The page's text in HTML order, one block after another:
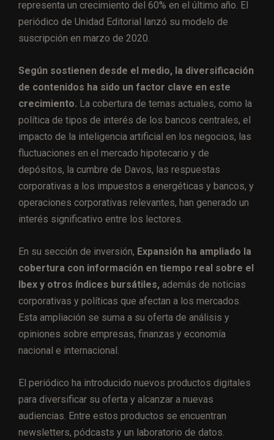
representa un crecimiento del 60% en el último año. El
periódico de Unidad Editorial lanzó su modelo de
suscripción en marzo de 2020.
Según sostienen desde el medio, la diversificación
de contenidos ha sido un factor clave en este
crecimiento. La cobertura de temas actuales, como la
política de tipos de interés de los bancos centrales, el
impacto de la inteligencia artificial en los negocios, las
fluctuaciones en el mercado hipotecario y de
depósitos, la cumbre de Davos, las respuestas
corporativas a los impuestos a energéticas y bancos, y
operaciones corporativas relevantes, han generado un
interés significativo entre los lectores.
En su sección de inversión, Expansión ha ampliado la
cobertura con información en tiempo real sobre el
Ibex y otros índices bursátiles, además de noticias
corporativas y políticas que afectan a los mercados.
Esta ampliación se suma a su oferta de análisis y
opiniones sobre empresas, finanzas y economía
nacional e internacional.
El periódico ha introducido nuevos productos digitales
para diversificar su oferta y alcanzar a nuevas
audiencias. Entre estos productos se encuentran
newsletters, pódcasts y un laboratorio de datos.